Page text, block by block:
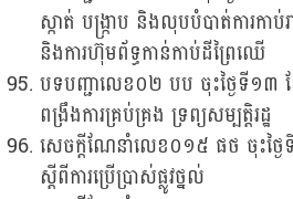
ស្កាត់ បង្រ្កាប និងលុបបំបាត់ការក
និងការហ៊ុមព័ទ្ធកាន់កាប់ដីព្រៃឈើ
បទបញ្ជាលេខ០២ បប ចុះថ្ងៃទី១៣
ពង្រឹងការគ្រប់គ្រង ទ្រព្យសម្បត្តិរដ្ឋ
សេចក្តីណែនាំលេខ០១៥ ផថ ចុះថ្ងៃ
ស្តីពីការប្រើប្រាស់ផ្លូវថ្នល់